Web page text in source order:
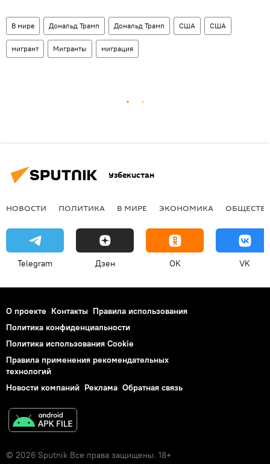
В мире Дональд Трамп Дональд Трамп США США
мигрант Мигранты миграция
Узбекистан
НОВОСТИ ПОЛИТИКА В МИРЕ ЭКОНОМИКА
Telegram Дзен OK VK
О проекте Контакты Правила использования
Политика конфиденциальности
Политика использования Cookie
Правила применения рекомендательных
технологий
Новости компаний Реклама Обратная связь
© 2026 Sputnik Все права защищены. 18+